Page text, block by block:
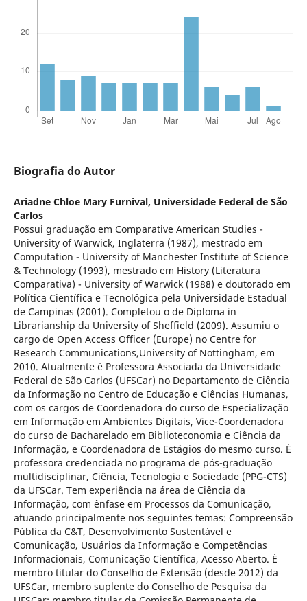
Biografia do Autor
Ariadne Chloe Mary Furnival, Universidade Federal de São
Carlos
Possui graduação em Comparative American Studies -
University of Warwick, Inglaterra (1987), mestrado em
Computation - University of Manchester Institute of Science
& Technology (1993), mestrado em History (Literatura
Comparativa) - University of Warwick (1988) e doutorado em
Política Científica e Tecnológica pela Universidade Estadual
de Campinas (2001). Completou o de Diploma in
Librarianship da University of Sheffield (2009). Assumiu o
cargo de Open Access Officer (Europe) no Centre for
Research Communications,University of Nottingham, em
2010. Atualmente é Professora Associada da Universidade
Federal de São Carlos (UFSCar) no Departamento de Ciência
da Informação no Centro de Educação e Ciências Humanas,
com os cargos de Coordenadora do curso de Especialização
em Informação em Ambientes Digitais, Vice-Coordenadora
do curso de Bacharelado em Biblioteconomia e Ciência da
Informação, e Coordenadora de Estágios do mesmo curso. É
professora credenciada no programa de pós-graduação
multidisciplinar, Ciência, Tecnologia e Sociedade (PPG-CTS)
da UFSCar. Tem experiência na área de Ciência da
Informação, com ênfase em Processos da Comunicação,
atuando principalmente nos seguintes temas: Compreensão
Pública da C&T, Desenvolvimento Sustentável e
Comunicação, Usuários da Informação e Competências
Informacionais, Comunicação Científica, Acesso Aberto. É
membro titular do Conselho de Extensão (desde 2012) da
UFSCar, membro suplente do Conselho de Pesquisa da